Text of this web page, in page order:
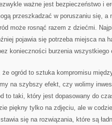
ważne jest bezpieczeństwo i
przeszkadzać w poruszaniu się, a
może rosnąć razem z dziećmi.
pojawia się potrzeba miejsca na
konieczności burzenia wszystkiego
ogród to sztuka kompromisu
na szybszy efekt, czy wolimy
to taki, który jest dopasowany do
piękny tylko na zdjęciu, ale w
się na rozwiązania, które są